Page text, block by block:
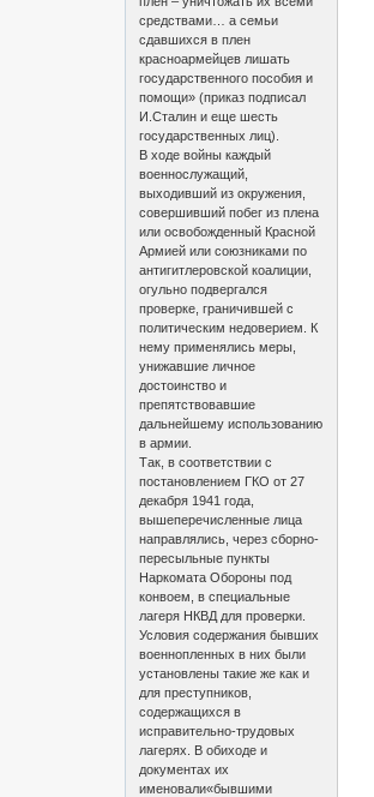
средствами… а семьи
сдавшихся в плен
красноармейцев лишать
государственного пособия и
помощи» (приказ подписал
И.Сталин и еще шесть
государственных лиц).
В ходе войны каждый
военнослужащий,
выходивший из окружения,
совершивший побег из плена
или освобожденный Красной
Армией или союзниками по
антигитлеровской коалиции,
огульно подвергался
проверке, граничившей с
политическим недоверием. К
нему применялись меры,
унижавшие личное
достоинство и
препятствовавшие
дальнейшему использованию
в армии.
Так, в соответствии с
постановлением ГКО от 27
декабря 1941 года,
вышеперечисленные лица
направлялись, через сборно-
пересыльные пункты
Наркомата Обороны под
конвоем, в специальные
лагеря НКВД для проверки.
Условия содержания бывших
военнопленных в них были
установлены такие же как и
для преступников,
содержащихся в
исправительно-трудовых
лагерях. В обиходе и
документах их
именовали«бывшими